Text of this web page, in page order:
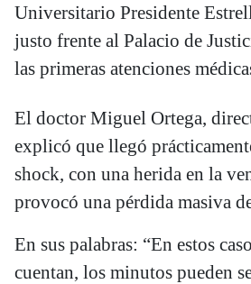
Universitario Presidente
justo frente al Palacio de
las primeras atenciones
El doctor Miguel Ortega,
explicó que llegó
shock, con una herida en la
provocó una pérdida masiva
En sus palabras: “En estos
cuentan, los minutos pueden